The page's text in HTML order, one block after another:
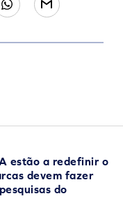
estão a redefinir o
devem fazer
do